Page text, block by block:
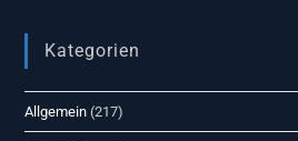
Kategorien
Allgemein (217)